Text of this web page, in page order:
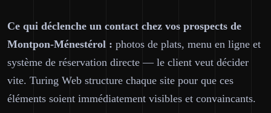
Ce qui déclenche un contact chez vos prospects de
Montpon-Ménestérol : photos de plats, menu en ligne et
système de réservation directe — le client veut décider
vite. Turing Web structure chaque site pour que ces
éléments soient immédiatement visibles et convaincants.